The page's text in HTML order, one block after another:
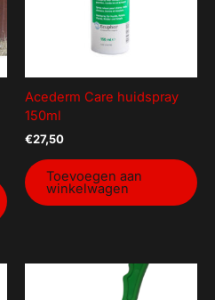
Acederm Care huidspray
150ml
€27,50
Toevoegen aan
winkelwagen